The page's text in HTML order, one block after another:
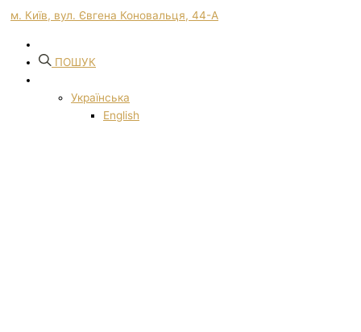
м. Київ, вул. Євгена Коновальця, 44-А
ПОШУК
Українська
English